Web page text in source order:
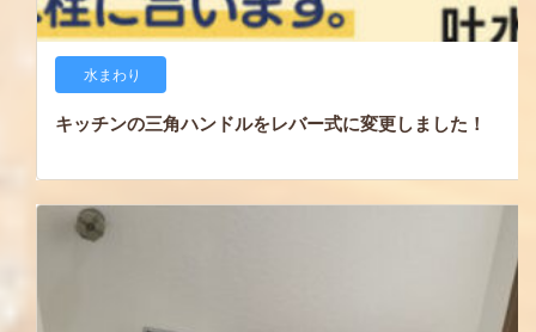
水まわり
キッチンの三角ハンドルをレバー式に変更しました！